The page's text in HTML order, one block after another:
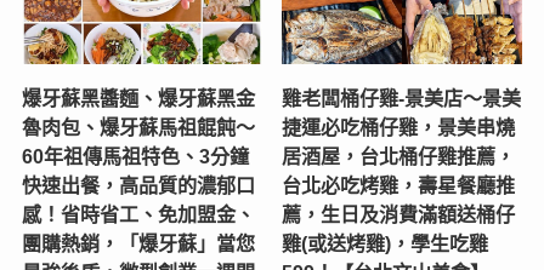
爆牙蘇黑醬麵、爆牙蘇黑金
魯肉包、爆牙蘇馬祖餛飩～
60年祖傳馬祖特色、3分鐘
快速出餐，高品質的濃郁口
感！省時省工、免加盟金、
團購熱銷，「爆牙蘇」當您
雞老闆桶仔雞-景美店〜景美
捷運必吃桶仔雞，景美串燒
居酒屋，台北桶仔雞推薦，
台北必吃烤雞，壽星餐廳推
薦，生日及消費滿額送桶仔
雞(或送烤雞)，學生吃雞